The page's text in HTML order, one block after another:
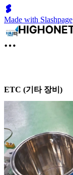
Made with Slashpage
ETC (기타 장비)